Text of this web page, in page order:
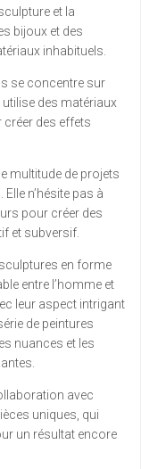
et la
bijoux et des
inhabituels.
se concentre sur
utilise des matériaux
des effets
multitude de projets
n’hésite pas à
pour créer des
et subversif.
en forme
entre l’homme et
leur aspect intrigant
de peintures
nuances et les
avec
uniques, qui
un résultat encore